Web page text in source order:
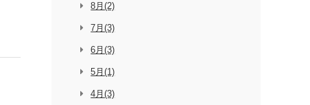
8月(2)
7月(3)
6月(3)
5月(1)
4月(3)